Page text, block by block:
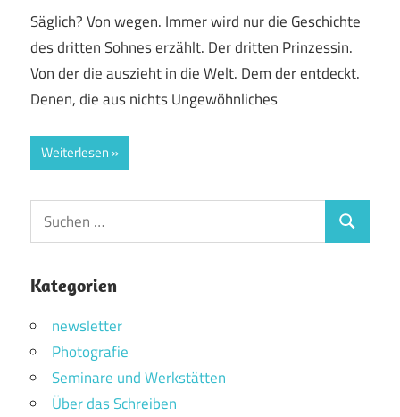
Säglich? Von wegen. Immer wird nur die Geschichte
des dritten Sohnes erzählt. Der dritten Prinzessin.
Von der die auszieht in die Welt. Dem der entdeckt.
Denen, die aus nichts Ungewöhnliches
Weiterlesen
Suchen
nach:
Suchen
Kategorien
newsletter
Photografie
Seminare und Werkstätten
Über das Schreiben